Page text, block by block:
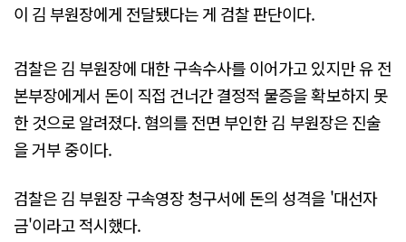
이 김 부원장에게 전달됐다는 게 검찰 판단이다.
검찰은 김 부원장에 대한 구속수사를 이어가고 있지만 유 전
본부장에게서 돈이 직접 건너간 결정적 물증을 확보하지 못
한 것으로 알려졌다. 혐의를 전면 부인한 김 부원장은 진술
을 거부 중이다.
검찰은 김 부원장 구속영장 청구서에 돈의 성격을 '대선자
금'이라고 적시했다.